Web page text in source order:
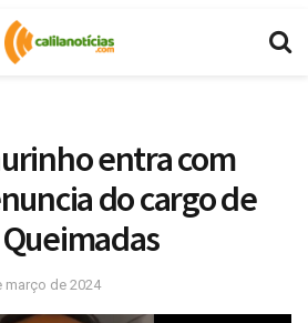
entra com
do cargo de
março de 2024